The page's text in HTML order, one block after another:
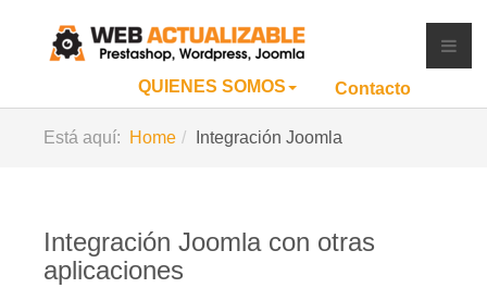
QUIENES SOMOS Contacto
Está aquí: Home Integración Joomla
Integración Joomla con otras
aplicaciones